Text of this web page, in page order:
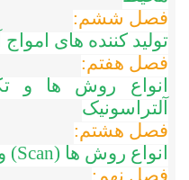
فصل ششم:
تولید کننده های
فصل هفتم:
انواع روش ها و
آلتراسونیک
فصل هشتم:
انواع روش ها (Scan) و نحوه نمایش آنها
فصل نهم: